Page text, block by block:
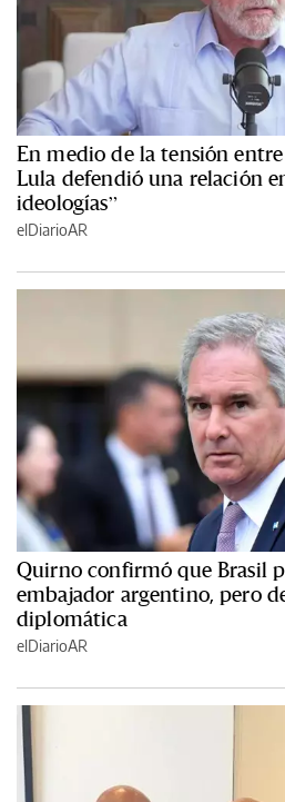
En medio de la tensión
Lula defendió una relación
ideologías”
elDiarioAR
Quirno confirmó que Brasil
embajador argentino, pero
diplomática
elDiarioAR